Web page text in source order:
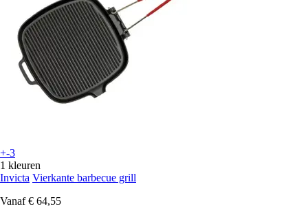
+-3
1 kleuren
Invicta Vierkante barbecue grill
Vanaf € 64,55